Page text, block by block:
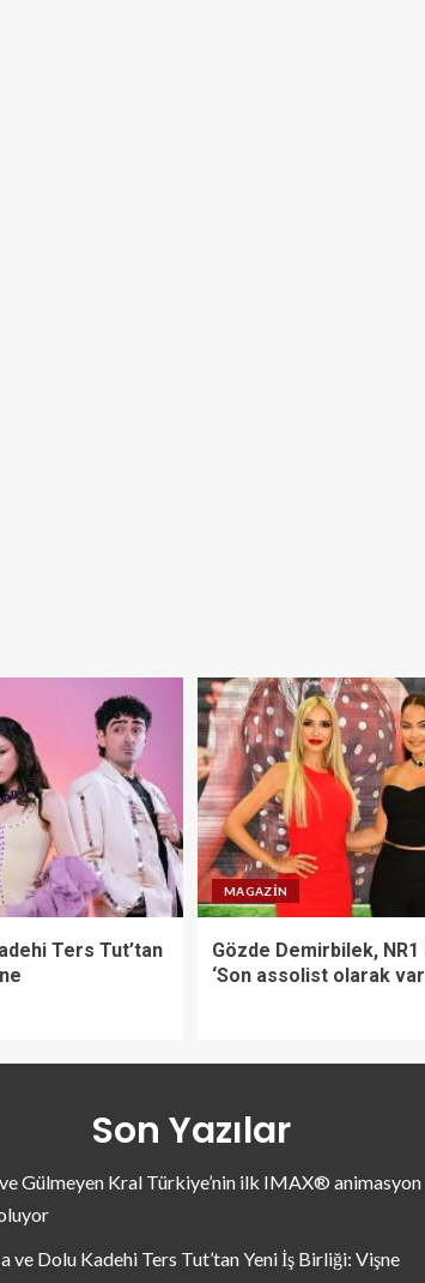
Ters Tut’tan
MAGAZIN
Gözde Demirbilek, NR1
‘Son assolist olarak var
Son Yazılar
Gülmeyen Kral Türkiye’nin ilk IMAX® animasyon
ve Dolu Kadehi Ters Tut’tan Yeni İş Birliği: Vişne